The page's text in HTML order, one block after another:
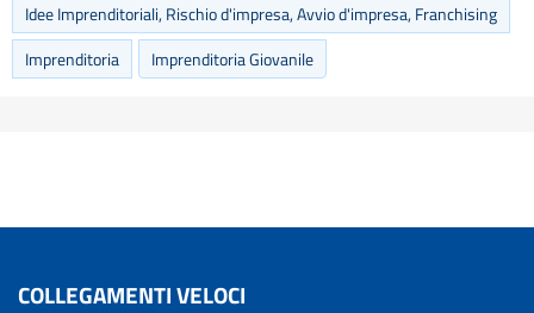
Idee Imprenditoriali, Rischio d'impresa, Avvio d'impresa, Franchising
Imprenditoria
Imprenditoria Giovanile
COLLEGAMENTI VELOCI